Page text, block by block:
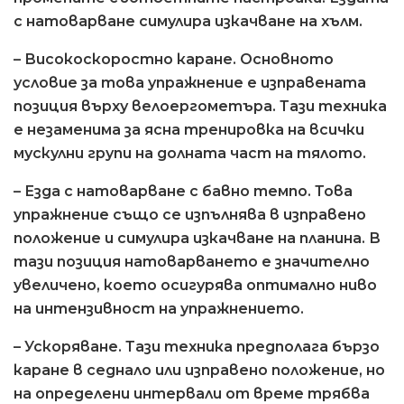
с натоварване симулира изкачване на хълм.
– Високоскоростно каране. Основното
условие за това упражнение е изправената
позиция върху велоергометъра. Тази техника
е незаменима за ясна тренировка на всички
мускулни групи на долната част на тялото.
– Езда с натоварване с бавно темпо. Това
упражнение също се изпълнява в изправено
положение и симулира изкачване на планина. В
тази позиция натоварването е значително
увеличено, което осигурява оптимално ниво
на интензивност на упражнението.
– Ускоряване. Тази техника предполага бързо
каране в седнало или изправено положение, но
на определени интервали от време трябва